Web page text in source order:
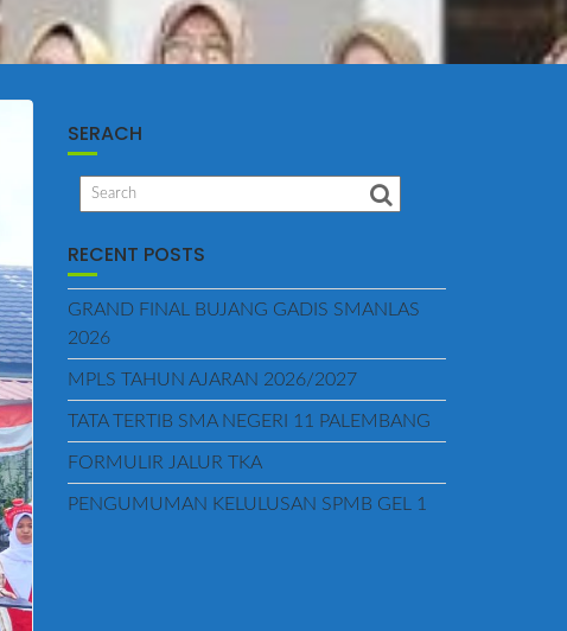
SERACH
RECENT POSTS
GRAND FINAL BUJANG GADIS SMANLAS
2026
MPLS TAHUN AJARAN 2026/2027
TATA TERTIB SMA NEGERI 11 PALEMBANG
FORMULIR JALUR TKA
PENGUMUMAN KELULUSAN SPMB GEL 1